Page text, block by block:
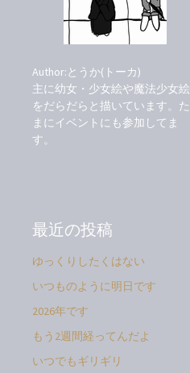
Author:とうか(トーカ)
主に幼女・少女絵や魔法少女絵
をだらだらと描いています。た
まにイベントにも参加してま
す。
最近の投稿
ゆっくりしたくはない
いつものように明日です
2026年です
もう2週間経ってんだよ
いつでもギリギリ